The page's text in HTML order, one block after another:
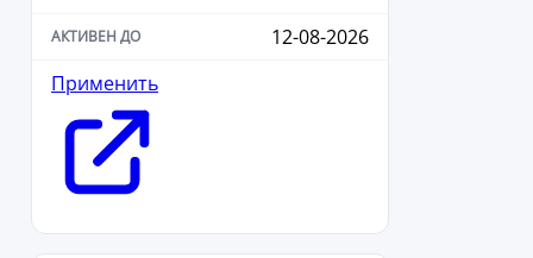
12-08-2026
Применить